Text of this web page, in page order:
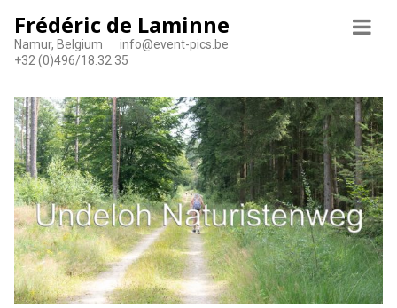
Frédéric de Laminne
Namur, Belgium
info@event-pics.be
+32 (0)496/18.32.35